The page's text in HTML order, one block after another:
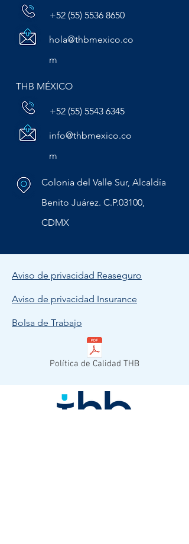
no pueden subestimar
+52 (55) 5536 8650
hola@thbmexico.co
m
THB MÉXICO
+52 (55) 5543 6345
info@thbmexico.co
m
Colonia del Valle Sur, Alcaldía
Benito Juárez. C.P.03100,
CDMX
Aviso de privacidad Reaseguro
Aviso de privacidad Insurance
Bolsa de Trabajo
Política de Calidad THB